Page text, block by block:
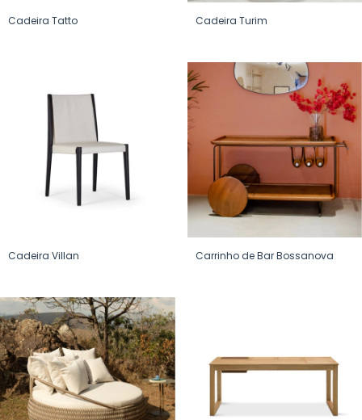
Cadeira Tatto Cadeira Turim
Cadeira Villan Carrinho de Bar Bossanova